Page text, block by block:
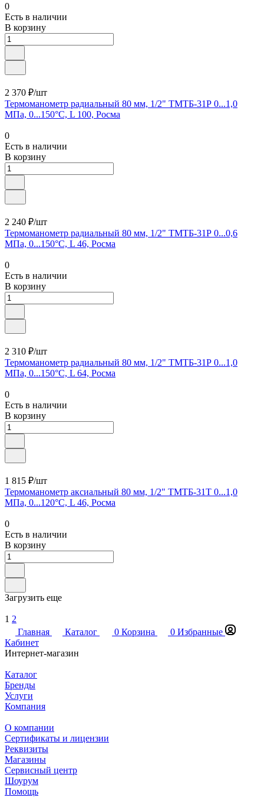
0
Есть в наличии
В корзину
2 370 ₽/шт
Термоманометр радиальный 80 мм, 1/2" ТМТБ-31Р 0...1,0
МПа, 0...150°С, L 100, Росма
0
Есть в наличии
В корзину
2 240 ₽/шт
Термоманометр радиальный 80 мм, 1/2" ТМТБ-31Р 0...0,6
МПа, 0...150°С, L 46, Росма
0
Есть в наличии
В корзину
2 310 ₽/шт
Термоманометр радиальный 80 мм, 1/2" ТМТБ-31Р 0...1,0
МПа, 0...150°С, L 64, Росма
0
Есть в наличии
В корзину
1 815 ₽/шт
Термоманометр аксиальный 80 мм, 1/2" ТМТБ-31T 0...1,0
МПа, 0...120°С, L 46, Росма
0
Есть в наличии
В корзину
Загрузить еще
1 2
Главная
Каталог 0 Корзина 0 Избранные
Кабинет
Интернет-магазин
Каталог
Бренды
Услуги
Компания
О компании
Сертификаты и лицензии
Реквизиты
Магазины
Сервисный центр
Шоурум
Помощь